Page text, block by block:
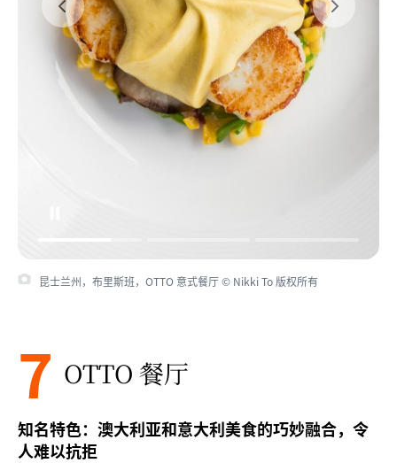
昆士兰州，布里斯班，OTTO 意式餐厅 © Nikki To 版权所有
7 OTTO 餐厅
知名特色：澳大利亚和意大利美食的巧妙融合，令
人难以抗拒